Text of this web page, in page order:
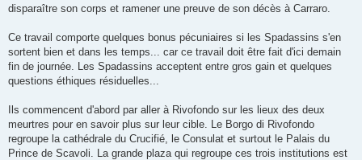
disparaître son corps et ramener une preuve de son décès à Carraro.
Ce travail comporte quelques bonus pécuniaires si les Spadassins s'en
sortent bien et dans les temps... car ce travail doit être fait d'ici demain
fin de journée. Les Spadassins acceptent entre gros gain et quelques
questions éthiques résiduelles...
Ils commencent d'abord par aller à Rivofondo sur les lieux des deux
meurtres pour en savoir plus sur leur cible. Le Borgo di Rivofondo
regroupe la cathédrale du Crucifié, le Consulat et surtout le Palais du
Prince de Scavoli. La grande plaza qui regroupe ces trois institutions est